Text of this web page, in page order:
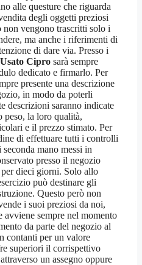
alle questure che riguarda
degli oggetti preziosi
non vengono trascritti solo i
ma anche i riferimenti di
di dare via. Presso i
Cipro sarà sempre
dedicato e firmarlo. Per
presente una descrizione
in modo da poterli
descrizioni saranno indicate
peso, la loro qualità,
e il prezzo stimato. Per
di effettuare tutti i controlli
mano messi in
presso il negozio
per dieci giorni. Solo allo
può destinare gli
Questo però non
i suoi preziosi da noi,
sempre nel momento
da parte del negozio al
contanti per un valore
superiori il corrispettivo
un assegno oppure